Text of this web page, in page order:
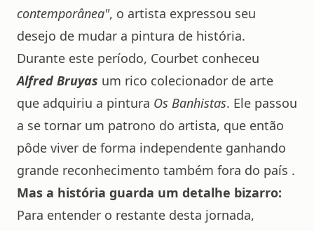
contemporânea", o artista expressou seu
desejo de mudar a pintura de história.
Durante este período, Courbet conheceu
Alfred Bruyas um rico colecionador de arte
que adquiriu a pintura Os Banhistas. Ele passou
a se tornar um patrono do artista, que então
pôde viver de forma independente ganhando
grande reconhecimento também fora do país .
Mas a história guarda um detalhe bizarro:
Para entender o restante desta jornada,